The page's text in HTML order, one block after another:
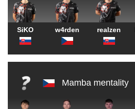
SiKO w4rden realzen
Mamba mentality